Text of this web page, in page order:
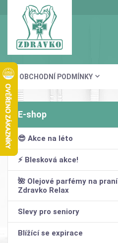
OBCHODNÍ PODMÍNKY
😎 Akce na léto
⚡ Blesková akce!
🌺 Olejové parfémy na praní
Zdravko Relax
Slevy pro seniory
Blížící se expirace